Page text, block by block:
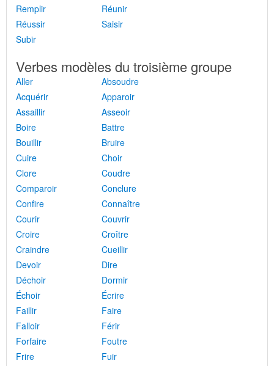
Remplir
Réunir
Réussir
Saisir
Subir
Verbes modèles du troisième groupe
Aller
Absoudre
Acquérir
Apparoir
Assaillir
Asseoir
Boire
Battre
Bouillir
Bruire
Cuire
Choir
Clore
Coudre
Comparoir
Conclure
Confire
Connaître
Courir
Couvrir
Croire
Croître
Craindre
Cueillir
Devoir
Dire
Déchoir
Dormir
Échoir
Écrire
Faillir
Faire
Falloir
Férir
Forfaire
Foutre
Frire
Fuir